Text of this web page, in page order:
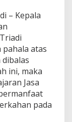
– Kepala
pahala atas
ini, maka
Jasa
pada